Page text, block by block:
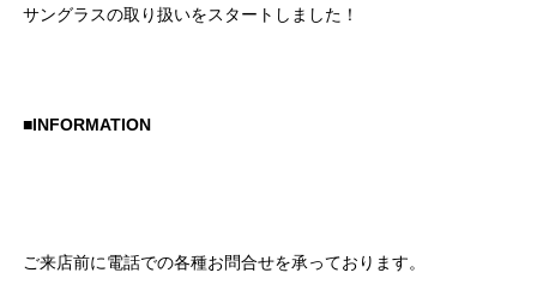
サングラスの取り扱いをスタートしました！
■INFORMATION
ご来店前に電話での各種お問合せを承っております。